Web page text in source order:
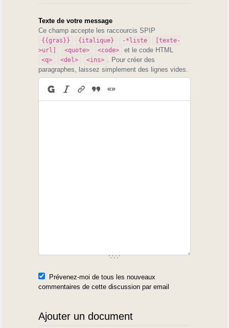
Texte de votre message
Ce champ accepte les raccourcis SPIP
{{gras}} {italique} -*liste
[texte-
>url]
<quote> <code> et le code HTML
<q> <del> <ins>
. Pour créer des
paragraphes, laissez simplement des lignes vides.
Prévenez-moi de tous les nouveaux
commentaires de cette discussion par email
Ajouter un document